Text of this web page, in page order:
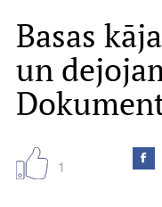
Mobile
galvenā
izvēlne
Raksti
Vizuāli stāsti
Basas
un
1